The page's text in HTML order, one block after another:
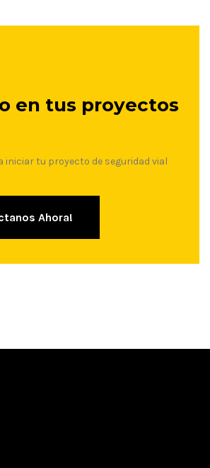
en tus proyectos
tu proyecto de seguridad vial
Ahora!